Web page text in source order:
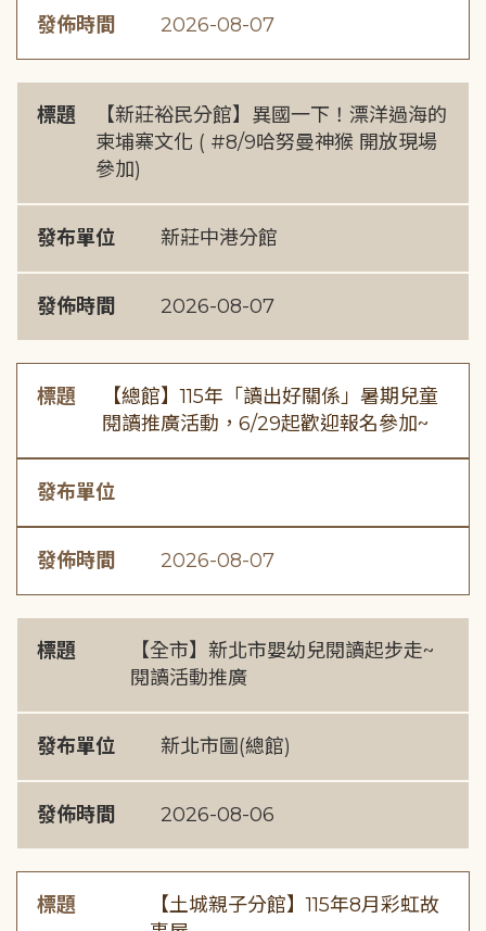
發佈時間 2026-08-07
標題
【新莊裕民分館】異國一下！漂洋過海的
柬埔寨文化 ( #8/9哈努曼神猴 開放現場
參加)
發布單位 新莊中港分館
發佈時間 2026-08-07
標題
【總館】115年「讀出好關係」暑期兒童
閱讀推廣活動，6/29起歡迎報名參加~
發布單位
發佈時間 2026-08-07
標題
【全市】新北市嬰幼兒閱讀起步走~
閱讀活動推廣
發布單位 新北市圖(總館)
發佈時間 2026-08-06
標題
【土城親子分館】115年8月彩虹故